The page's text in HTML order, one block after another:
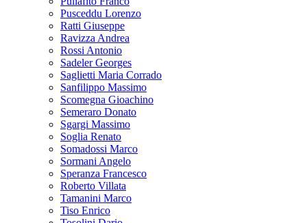
Pusceddu Lorenzo
Ratti Giuseppe
Ravizza Andrea
Rossi Antonio
Sadeler Georges
Saglietti Maria Corrado
Sanfilippo Massimo
Scomegna Gioachino
Semeraro Donato
Sgargi Massimo
Soglia Renato
Somadossi Marco
Sormani Angelo
Speranza Francesco
Roberto Villata
Tamanini Marco
Tiso Enrico